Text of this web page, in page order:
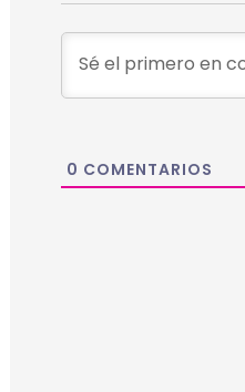
0 COMENTARIOS